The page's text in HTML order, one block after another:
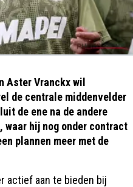
Aster Vranckx wil
de centrale middenvelder
de ene na de andere
waar hij nog onder contract
plannen meer met de
actief aan te bieden bij